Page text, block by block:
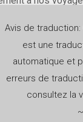
Avis de
est une
automatique et
erreurs de
consultez la